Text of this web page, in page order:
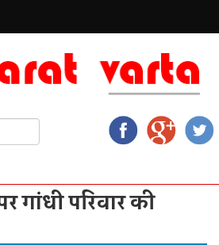
गांधी परिवार की